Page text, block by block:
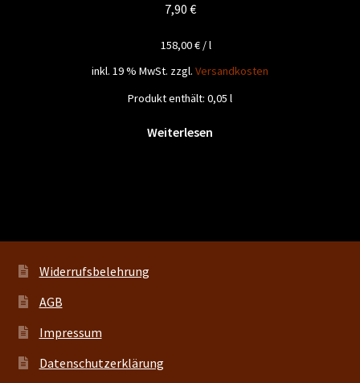
7,90 €
158,00€/l
inkl. 19 % MwSt. zzgl. Versandkosten
Produkt enthält: 0,05 l
Weiterlesen
Widerrufsbelehrung
AGB
Impressum
Datenschutzerklärung